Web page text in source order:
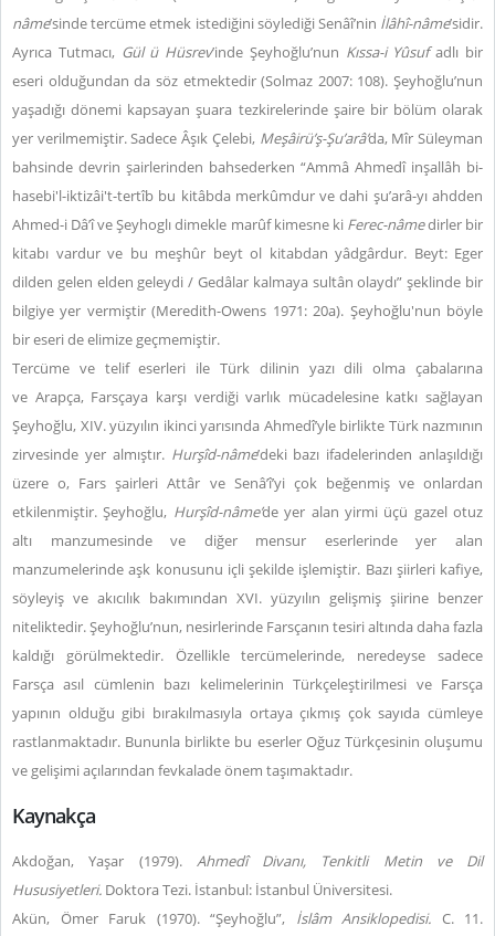
nâme’sinde tercüme etmek istediğini söylediği Senâî’nin İlâhî-nâme’sidir.
Ayrıca Tutmacı, Gül ü Hüsrev’inde Şeyhoğlu’nun Kıssa-i Yûsufadlı bir
eseri olduğundan da söz etmektedir (Solmaz 2007: 108). Şeyhoğlu’nun
yaşadığı dönemi kapsayan şuara tezkirelerinde şaire bir bölüm olarak
yer verilmemiştir. Sadece Âşık Çelebi, Meşâirü’ş-Şu’arâ’da, Mîr Süleyman
bahsinde devrin şairlerinden bahsederken “Ammâ Ahmedî inşallâh bi-
hasebi'l-iktizâi't-tertîb bu kitâbda merkûmdur ve dahi şu’arâ-yı ahdden
Ahmed-i Dâ’î ve Şeyhoglı dimekle marûf kimesne ki Ferec-nâmedirler bir
kitabı vardur ve bu meşhûr beyt ol kitabdan yâdgârdur. Beyt: Eger
dilden gelen elden geleydi / Gedâlar kalmaya sultân olaydı” şeklinde bir
bilgiye yer vermiştir (Meredith-Owens 1971: 20a). Şeyhoğlu'nun böyle
bir eseri de elimize geçmemiştir.
Tercüme ve telif eserleri ile Türk dilinin yazı dili olma çabalarına
ve Arapça, Farsçaya karşı verdiği varlık mücadelesine katkı sağlayan
Şeyhoğlu, XIV. yüzyılın ikinci yarısında Ahmedî’yle birlikte Türk nazmının
zirvesinde yer almıştır. Hurşîd-nâme’deki bazı ifadelerinden anlaşıldığı
üzere o, Fars şairleri Attâr ve Senâ’î’yi çok beğenmiş ve onlardan
etkilenmiştir. Şeyhoğlu, Hurşîd-nâme’de yer alan yirmi üçü gazel otuz
altı manzumesinde ve diğer mensur eserlerinde yer alan
manzumelerinde aşk konusunu içli şekilde işlemiştir. Bazı şiirleri kafiye,
söyleyiş ve akıcılık bakımından XVI. yüzyılın gelişmiş şiirine benzer
niteliktedir. Şeyhoğlu’nun, nesirlerinde Farsçanın tesiri altında daha fazla
kaldığı görülmektedir. Özellikle tercümelerinde, neredeyse sadece
Farsça asıl cümlenin bazı kelimelerinin Türkçeleştirilmesi ve Farsça
yapının olduğu gibi bırakılmasıyla ortaya çıkmış çok sayıda cümleye
rastlanmaktadır. Bununla birlikte bu eserler Oğuz Türkçesinin oluşumu
ve gelişimi açılarından fevkalade önem taşımaktadır.
Kaynakça
Akdoğan, Yaşar (1979). Ahmedî Divanı, Tenkitli Metin ve Dil
Hususiyetleri. Doktora Tezi. İstanbul: İstanbul Üniversitesi.
Akün, Ömer Faruk (1970). “Şeyhoğlu”, İslâm Ansiklopedisi. C. 11.